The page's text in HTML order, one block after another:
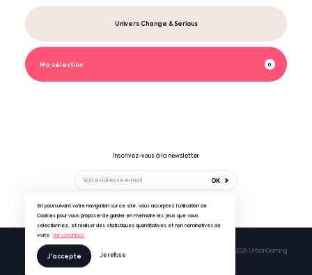
En poursuivant votre navigation sur ce site, vous acceptez l’utilisation de
Cookies pour vous proposer de garder en mémoire les jeux que vous
sélectionnez, et réaliser des statistiques quantitatives et non nominatives de
visite.Voir conditions
J'accepte Je refuse
Univers Change & Serious
0
Ma sélection
Inscrivez-vous à la newsletter
OK
Suivez-nous sur
Mentions légales & RGPD CGV UrbanGaming © 2026 UrbanGaming